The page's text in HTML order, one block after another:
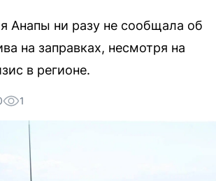
Анапы ни разу не сообщала об
на заправках, несмотря на
в регионе.
1